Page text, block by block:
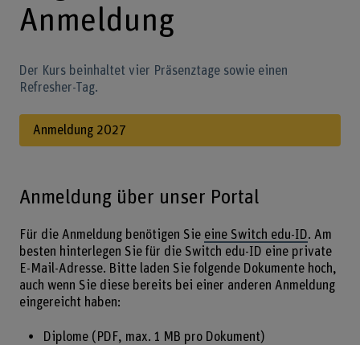
Anmeldung
Der Kurs beinhaltet vier Präsenztage sowie einen
Refresher-Tag.
Anmeldung 2027
Anmeldung über unser Portal
Für die Anmeldung benötigen Sie eine Switch edu-ID. Am
besten hinterlegen Sie für die Switch edu-ID eine private
E-Mail-Adresse. Bitte laden Sie folgende Dokumente hoch,
auch wenn Sie diese bereits bei einer anderen Anmeldung
eingereicht haben:
Diplome (PDF, max. 1 MB pro Dokument)